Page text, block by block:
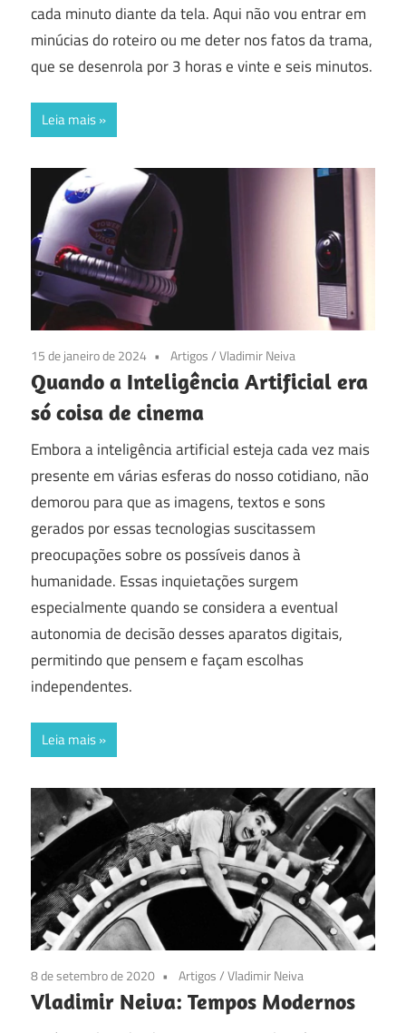
cada minuto diante da tela. Aqui não vou entrar em
minúcias do roteiro ou me deter nos fatos da trama,
que se desenrola por 3 horas e vinte e seis minutos.
Leia mais
15 de janeiro de 2024 Artigos/Vladimir Neiva
Quando a Inteligência Artificial era
só coisa de cinema
Embora a inteligência artificial esteja cada vez mais
presente em várias esferas do nosso cotidiano, não
demorou para que as imagens, textos e sons
gerados por essas tecnologias suscitassem
preocupações sobre os possíveis danos à
humanidade. Essas inquietações surgem
especialmente quando se considera a eventual
autonomia de decisão desses aparatos digitais,
permitindo que pensem e façam escolhas
independentes.
Leia mais
8 de setembro de 2020 Artigos/Vladimir Neiva
Vladimir Neiva: Tempos Modernos